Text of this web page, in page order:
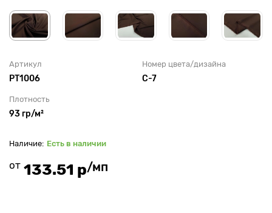
Артикул
PT1006
Номер цвета/дизайна
С-7
Плотность
93 гр/м²
Есть в наличии
от 133.51 р/мп